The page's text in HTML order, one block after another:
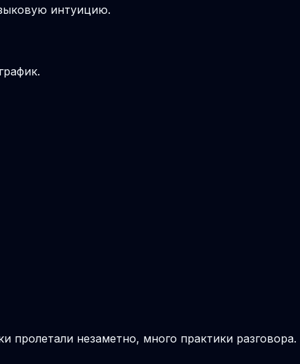
интуицию.
пролетали незаметно, много практики разговора.